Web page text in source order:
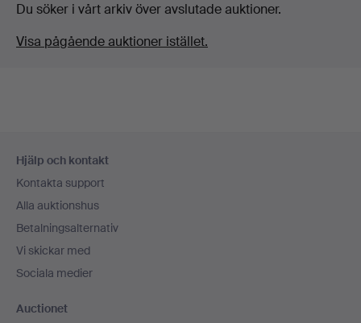
Du söker i vårt arkiv över avslutade auktioner.
Visa pågående auktioner istället.
Hjälp och kontakt
Kontakta support
Alla auktionshus
Betalningsalternativ
Vi skickar med
Sociala medier
Auctionet